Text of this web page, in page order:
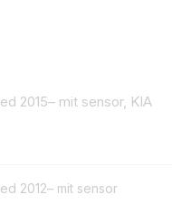
2015– mit sensor, KIA